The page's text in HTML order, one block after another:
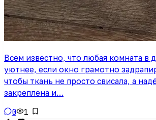
Всем известно, что любая комната в
уютнее, если окно грамотно
чтобы ткань не просто свисала, а
закреплена и…
0
1